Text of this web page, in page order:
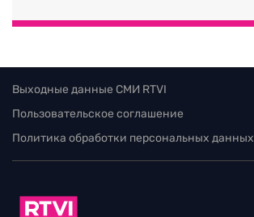
Выходные данные СМИ RTVI
Пользовательское соглашение
Политика обработки персональных данных